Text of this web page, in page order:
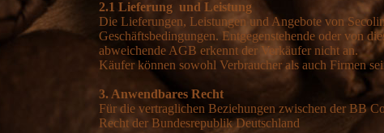
2.1 Lieferung und Leistung
Die Lieferungen, Leistungen und Angebote von
Geschäftsbedingungen. Entgegenstehende oder von
abweichende AGB erkennt der Verkäufer nicht an.
Käufer können sowohl Verbraucher als auch Firmen
3. Anwendbares Recht
Für die vertraglichen Beziehungen zwischen der BB
Recht der Bundesrepublik Deutschland